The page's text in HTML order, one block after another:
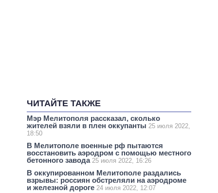
ЧИТАЙТЕ ТАКЖЕ
Мэр Мелитополя рассказал, сколько
жителей взяли в плен оккупанты 25 июля 2022,
18:50
В Мелитополе военные рф пытаются
восстановить аэродром с помощью местного
бетонного завода 25 июля 2022, 16:26
В оккупированном Мелитополе раздались
взрывы: россиян обстреляли на аэродроме
и железной дороге 24 июля 2022, 12:07